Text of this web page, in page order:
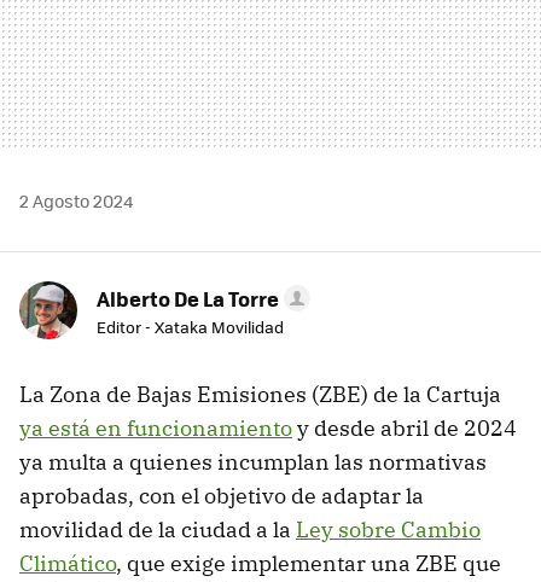
2 Agosto 2024
Alberto De La Torre
Editor - Xataka Movilidad
La Zona de Bajas Emisiones (ZBE) de la Cartuja
ya está en funcionamientoy desde abril de 2024
ya multa a quienes incumplan las normativas
aprobadas, con el objetivo de adaptar la
movilidad de la ciudad a la Ley sobre Cambio
Climático, que exige implementar una ZBE que